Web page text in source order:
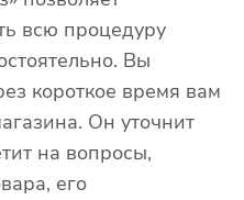
всю процедуру
Вы
короткое время вам
Он уточнит
на вопросы,
его